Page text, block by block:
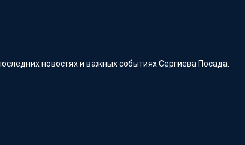
новостях и важных событиях Сергиева Посада.